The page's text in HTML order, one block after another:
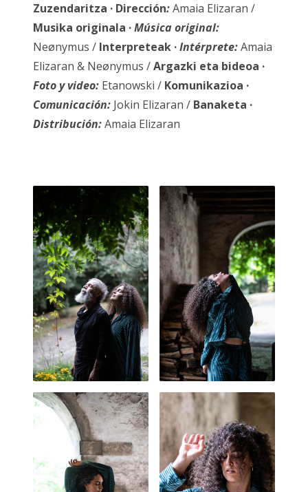
Zuzendaritza · Dirección:Amaia Elizaran /
Musika originala ·Música original:
Neønymus / Interpreteak ·Intérprete:Amaia
Elizaran & Neønymus /Argazki eta bideoa ·
Foto y video: Etanowski / Komunikazioa ·
Comunicación: Jokin Elizaran / Banaketa ·
Distribución:Amaia Elizaran